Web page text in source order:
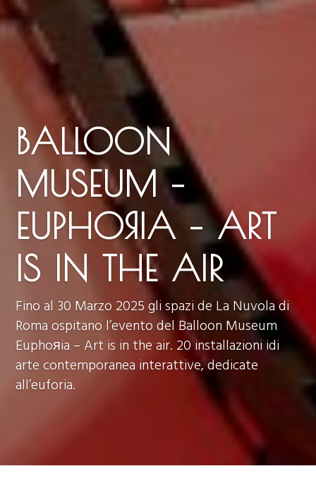
BALLOON
MUSEUM –
EUPHOЯIA – ART
IS IN THE AIR
Fino al 30 Marzo 2025 gli spazi de La Nuvola di
Roma ospitano l’evento del Balloon Museum
Euphoяia – Art is in the air. 20 installazioni idi
arte contemporanea interattive, dedicate
all’euforia.